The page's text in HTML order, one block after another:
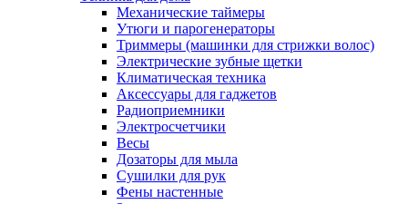
Механические таймеры
Утюги и парогенераторы
Триммеры (машинки для стрижки волос)
Электрические зубные щетки
Климатическая техника
Аксессуары для гаджетов
Радиоприемники
Электросчетчики
Весы
Дозаторы для мыла
Сушилки для рук
Фены настенные